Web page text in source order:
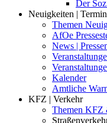
Der
Neuigkeiten |
Themen
AfOe
News |
Kalender
Amtliche
KFZ | Verkehr
Themen KFZ